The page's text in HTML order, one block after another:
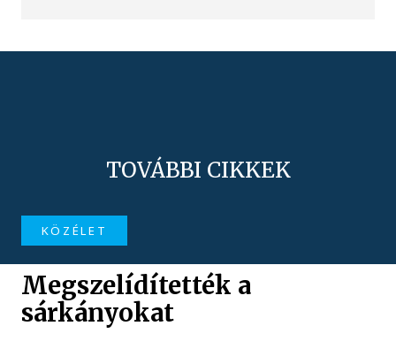
TOVÁBBI CIKKEK
KÖZÉLET
Megszelídítették a
sárkányokat